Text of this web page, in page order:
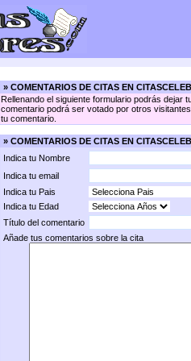
» COMENTARIOS DE CITAS EN
Rellenando el siguiente formulario podrás dejar
comentario podrá ser votado por otros
tu comentario.
» COMENTARIOS DE CITAS EN
Indica tu Nombre
Indica tu email
Indica tu Pais
Indica tu Edad
Título del comentario
Añade tus comentarios sobre la cita